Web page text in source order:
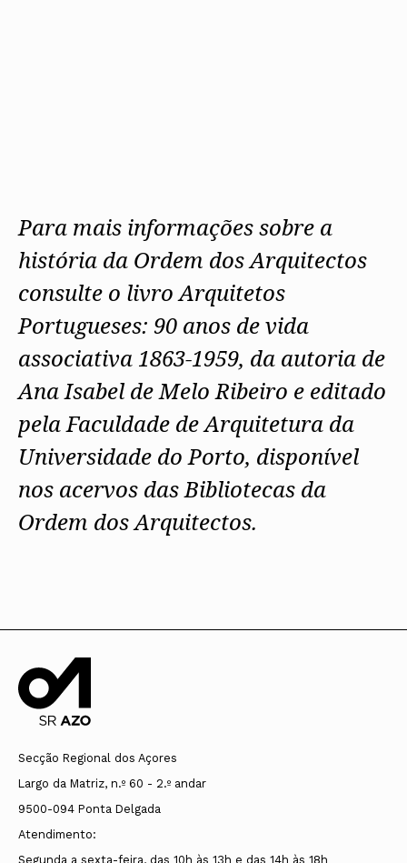
Para mais informações sobre a
história da Ordem dos Arquitectos
consulte o livro Arquitetos
Portugueses: 90 anos de vida
associativa 1863-1959, da autoria de
Ana Isabel de Melo Ribeiro e editado
pela Faculdade de Arquitetura da
Universidade do Porto, disponível
nos acervos das Bibliotecas da
Ordem dos Arquitectos.
Secção Regional dos Açores
Largo da Matriz, n.º 60 - 2.º andar
9500-094 Ponta Delgada
Atendimento:
Segunda a sexta-feira, das 10h às 13h e das 14h às 18h